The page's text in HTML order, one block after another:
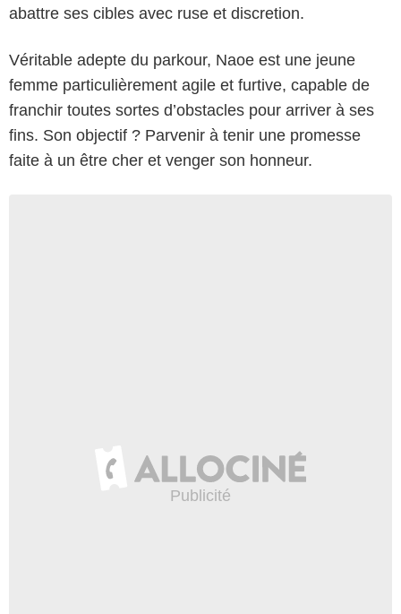
abattre ses cibles avec ruse et discretion.
Véritable adepte du parkour, Naoe est une jeune
femme particulièrement agile et furtive, capable de
franchir toutes sortes d’obstacles pour arriver à ses
fins. Son objectif ? Parvenir à tenir une promesse
faite à un être cher et venger son honneur.